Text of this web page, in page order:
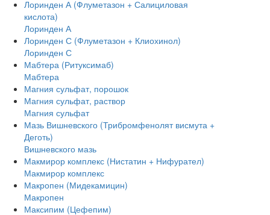
Лоринден А (Флуметазон + Салициловая
кислота)
Лоринден А
Лоринден С (Флуметазон + Клиохинол)
Лоринден С
Мабтера (Ритуксимаб)
Мабтера
Магния сульфат, порошок
Магния сульфат, раствор
Магния сульфат
Мазь Вишневского (Трибромфенолят висмута +
Деготь)
Вишневского мазь
Макмирор комплекс (Нистатин + Нифурател)
Макмирор комплекс
Макропен (Мидекамицин)
Макропен
Максипим (Цефепим)